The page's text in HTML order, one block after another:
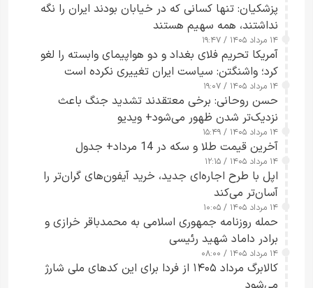
پزشکیان: تنها کسانی که در خیابان بودند ایران را نگه
نداشتند، همه سهیم هستند
۱۴ مرداد ۱۴۰۵ / ۱۹:۴۷
آمریکا تحریم فلای بغداد و دو هواپیمای وابسته را لغو
کرد؛ واشنگتن: سیاست ایران تغییری نکرده است
۱۴ مرداد ۱۴۰۵ / ۱۹:۰۷
حسن روحانی: برخی معتقدند تشدید جنگ باعث
نزدیک‌تر شدن ظهور می‌شود+ ویدیو
۱۴ مرداد ۱۴۰۵ / ۱۵:۴۹
آخرین قیمت طلا و سکه در 14 مرداد+ جدول
۱۴ مرداد ۱۴۰۵ / ۱۲:۱۵
اپل با طرح اجاره‌ای جدید، خرید آیفون‌های گران‌تر را
آسان‌تر می‌کند
۱۴ مرداد ۱۴۰۵ / ۱۰:۰۵
حمله روزنامه جمهوری اسلامی به محمدباقر خرازی و
برادر داماد شهید رئیسی
۱۴ مرداد ۱۴۰۵ / ۰۸:۰۰
کالابرگ مرداد ۱۴۰۵ از فردا برای این کدهای ملی شارژ